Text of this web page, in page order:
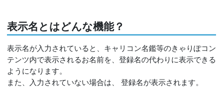
表示名とはどんな機能？
表示名が入力されていると、キャリコン名鑑等のきゃりぽコン
テンツ内で表示されるお名前を、登録名の代わりに表示できる
ようになります。
また、入力されていない場合は、 登録名が表示されます。